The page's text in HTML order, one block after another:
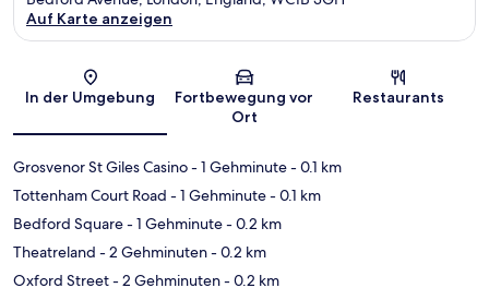
Karte
Auf Karte anzeigen
In der Umgebung
Fortbewegung vor
Ort
Restaurants
Grosvenor St Giles Casino- 1 Gehminute- 0.1 km
Tottenham Court Road - 1 Gehminute- 0.1 km
Bedford Square- 1 Gehminute- 0.2 km
Theatreland - 2 Gehminuten- 0.2 km
Oxford Street- 2 Gehminuten- 0.2 km